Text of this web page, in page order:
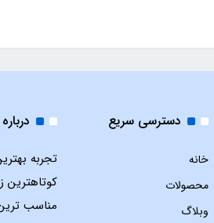
دسترسی سریع
خانه
محصولات
وبلاگ
تجربه
کوتاهترین
مناسب